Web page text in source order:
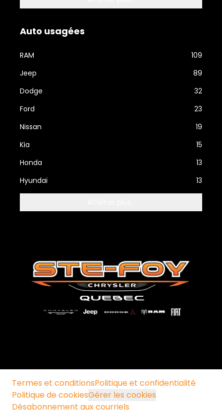
Auto usagées
RAM
109
Jeep
89
Dodge
32
Ford
23
Nissan
19
Kia
15
Honda
13
Hyundai
13
Termes et conditionsPolitique et confidentialité
Politique de cookiesGérer les cookies
Désabonnement aux courriels